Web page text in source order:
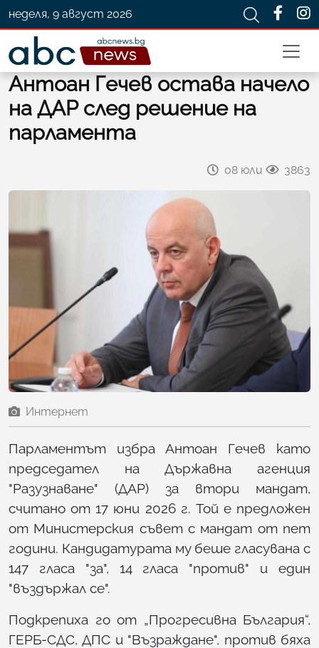
неделя, 9 август 2026
Антоан Гечев остава начело
на ДАР след решение на
парламента
08 юли 3863
Интернет
Парламентът избра Антоан Гечев като
председател на Държавна агенция
"Разузнаване" (ДАР) за втори мандат,
считано от 17 юни 2026 г. Той е предложен
от Министерския съвет с мандат от пет
години. Кандидатурата му беше гласувана с
147 гласа "за", 14 гласа "против" и един
"въздържал се".
Подкрепиха го от „Прогресивна България“,
ГЕРБ-СДС, ДПС и "Възраждане", против бяха